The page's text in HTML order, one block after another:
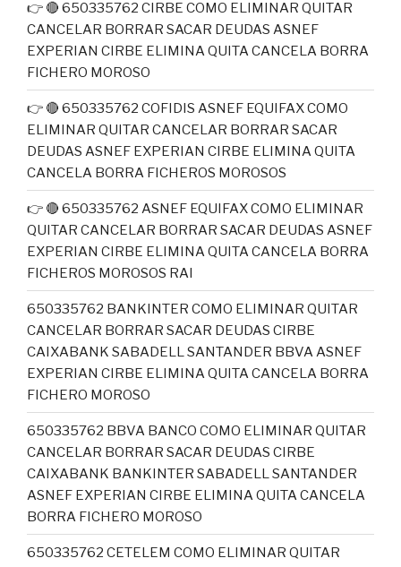
👉 🔴 650335762 CIRBE COMO ELIMINAR QUITAR
CANCELAR BORRAR SACAR DEUDAS ASNEF
EXPERIAN CIRBE ELIMINA QUITA CANCELA BORRA
FICHERO MOROSO
👉 🔴 650335762 COFIDIS ASNEF EQUIFAX COMO
ELIMINAR QUITAR CANCELAR BORRAR SACAR
DEUDAS ASNEF EXPERIAN CIRBE ELIMINA QUITA
CANCELA BORRA FICHEROS MOROSOS
👉 🔴 650335762 ASNEF EQUIFAX COMO ELIMINAR
QUITAR CANCELAR BORRAR SACAR DEUDAS ASNEF
EXPERIAN CIRBE ELIMINA QUITA CANCELA BORRA
FICHEROS MOROSOS RAI
650335762 BANKINTER COMO ELIMINAR QUITAR
CANCELAR BORRAR SACAR DEUDAS CIRBE
CAIXABANK SABADELL SANTANDER BBVA ASNEF
EXPERIAN CIRBE ELIMINA QUITA CANCELA BORRA
FICHERO MOROSO
650335762 BBVA BANCO COMO ELIMINAR QUITAR
CANCELAR BORRAR SACAR DEUDAS CIRBE
CAIXABANK BANKINTER SABADELL SANTANDER
ASNEF EXPERIAN CIRBE ELIMINA QUITA CANCELA
BORRA FICHERO MOROSO
650335762 CETELEM COMO ELIMINAR QUITAR